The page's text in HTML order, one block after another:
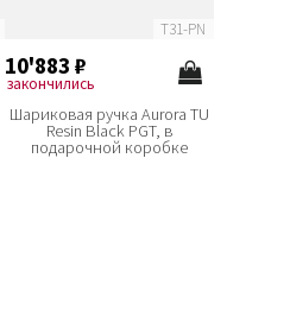
T31-PN
10'883 ₽
закончились
Шариковая ручка Aurora TU
Resin Black PGT, в
подарочной коробке